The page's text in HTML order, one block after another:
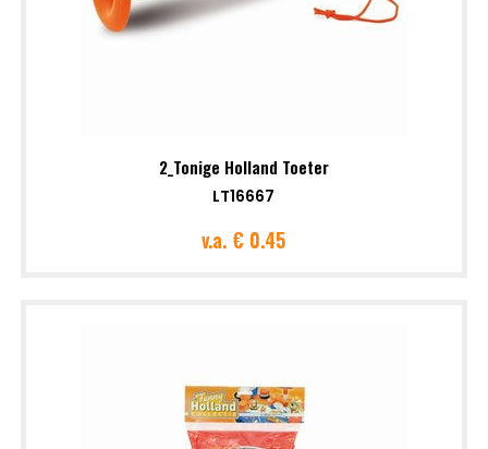
2_Tonige Holland Toeter
LT16667
v.a. € 0.45